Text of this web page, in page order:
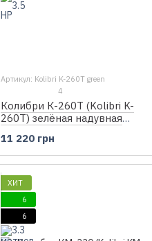
Артикул: Kolibri K-260T green
4
Колибри К-260Т (Kolibri K-
260T) зелёная надувная
11 220 грн
ХИТ
6
6